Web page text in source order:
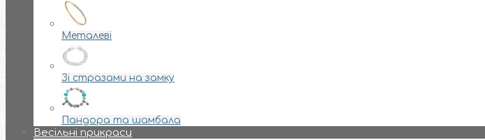
Металеві
Зі стразами на замку
Пандора та шамбала
Весільні прикраси